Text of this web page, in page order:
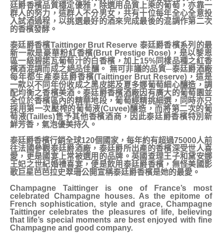
廷爵香檳品質穩定優雅，除選用品質上乘的葡萄，亦靠一
群人的努力，這群人不分男女，共有十位每年全心全意投
入試酒過程，以挑選最好的酒來完成最後的混調作第二次
的香檳發酵。
泰廷爵香檳Taittinger Brut Reserve 泰廷爵香檳系列的最
新一款是豪華粉紅香檳(Brut Prestige Rose)，是以黎恩
區一級碧諾瓦葡萄汁的白香檳，加上15%同樣品種之紅香
檳酒混調而成之絕品佳釀。 無可非議的品質─泰廷爵酒廠
每年都生產泰廷爵香檳(Taittinger Brut Reserve)，這是
一款以不同年份收成之黑皮諾及夏多娜葡萄細心釀造，調
配均衡之香檳美酒。泰廷爵香檳酒廠因有廣大的葡萄園並
全位於香檳區內的精華地段，葡萄經精挑細選，同時亦只
採用第一次壓榨的葡萄液(Cuvee)釀造，而將第二次的葡
萄液(Tailles)售予其他香檳酒商，因此泰廷爵香檳特別新
鮮芳香，氣泡優美持久。
泰廷爵香檳行銷全球120個國家，每年約有超過75000人前
往法國參觀泰廷爵酒廠，泰廷爵所出產的香檳深受世人喜
愛，更是國宴上常被選用的品牌。英國查理王子和黛安娜
王妃之世紀婚禮喜宴，便是飲用泰廷爵香檳，無怪美國影
歌巨星芭芭拉史翠珊公開宣稱泰廷爵香檳是她的最愛。
Champagne Taittinger is one of France’s most
celebrated Champagne houses. As the epitome of
French sophistication, style and grace, Champagne
Taittinger celebrates the pleasures of life, believing
that life’s special moments are best enjoyed with fine
Champagne and good company.